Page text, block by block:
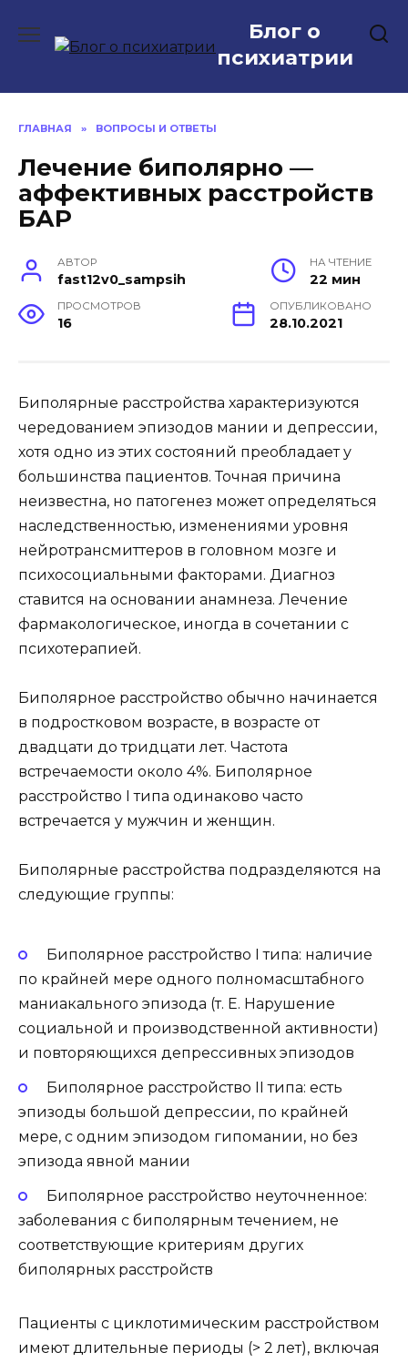
содержанию
Блог о
психиатрии
ГЛАВНАЯ » ВОПРОСЫ И ОТВЕТЫ
Лечение биполярно —
аффективных расстройств
БАР
АВТОР
fast12v0_sampsih
НА ЧТЕНИЕ
22 мин
ПРОСМОТРОВ
16
ОПУБЛИКОВАНО
28.10.2021
Биполярные расстройства характеризуются
чередованием эпизодов мании и депрессии,
хотя одно из этих состояний преобладает у
большинства пациентов. Точная причина
неизвестна, но патогенез может определяться
наследственностью, изменениями уровня
нейротрансмиттеров в головном мозге и
психосоциальными факторами. Диагноз
ставится на основании анамнеза. Лечение
фармакологическое, иногда в сочетании с
психотерапией.
Биполярное расстройство обычно начинается
в подростковом возрасте, в возрасте от
двадцати до тридцати лет. Частота
встречаемости около 4%. Биполярное
расстройство I типа одинаково часто
встречается у мужчин и женщин.
Биполярные расстройства подразделяются на
следующие группы:
Биполярное расстройство I типа: наличие
по крайней мере одного полномасштабного
маниакального эпизода (т. Е. Нарушение
социальной и производственной активности)
и повторяющихся депрессивных эпизодов
Биполярное расстройство II типа: есть
эпизоды большой депрессии, по крайней
мере, с одним эпизодом гипомании, но без
эпизода явной мании
Биполярное расстройство неуточненное:
заболевания с биполярным течением, не
соответствующие критериям других
биполярных расстройств
Пациенты с циклотимическим расстройством
имеют длительные периоды (> 2 лет), включая